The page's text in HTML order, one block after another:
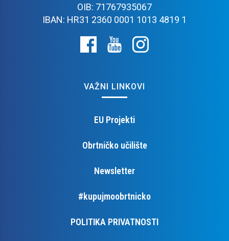
OIB: 71767935067
IBAN: HR31 2360 0001 1013 4819 1
VAŽNI LINKOVI
EU Projekti
Obrtničko učilište
Newsletter
#kupujmoobrtnicko
POLITIKA PRIVATNOSTI